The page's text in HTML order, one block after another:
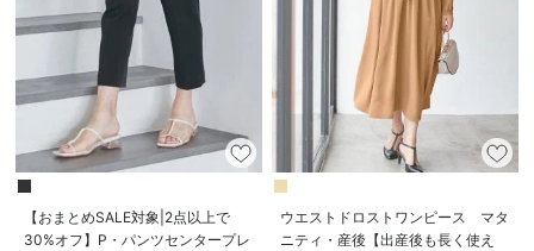
【おまとめSALE対象|2点以上で
30%オフ】P・パンツセンタープレ
ウエストドロストワンピース マタ
ニティ・産後【出産後も長く使え